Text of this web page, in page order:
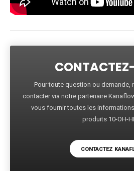
Pour toute question ou demande,
contacter via notre partenaire
vous fournir toutes les
produits 10-OH-
CONTACTEZ